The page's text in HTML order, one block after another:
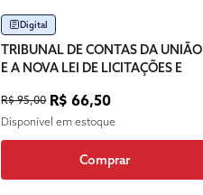
Digital
TRIBUNAL DE CONTAS DA UNIÃO
E A NOVA LEI DE LICITAÇÕES E
R$ 95,00 R$ 66,50
Disponível em estoque
Comprar